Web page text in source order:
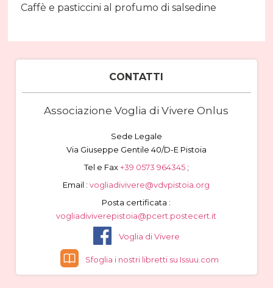
Caffè e pasticcini al profumo di salsedine
CONTATTI
Associazione Voglia di Vivere Onlus
Sede Legale
Via Giuseppe Gentile 40/D-E Pistoia
Tel e Fax+39 0573 964345 ;
Email : vogliadivivere@vdvpistoia.org
Posta certificata :
vogliadiviverepistoia@pcert.postecert.it
Voglia di Vivere
Sfoglia i nostri libretti su Issuu.com